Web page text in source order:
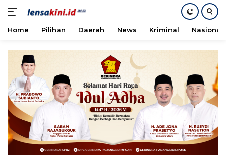
konten
Home Pilihan Daerah News Kriminal Nasional